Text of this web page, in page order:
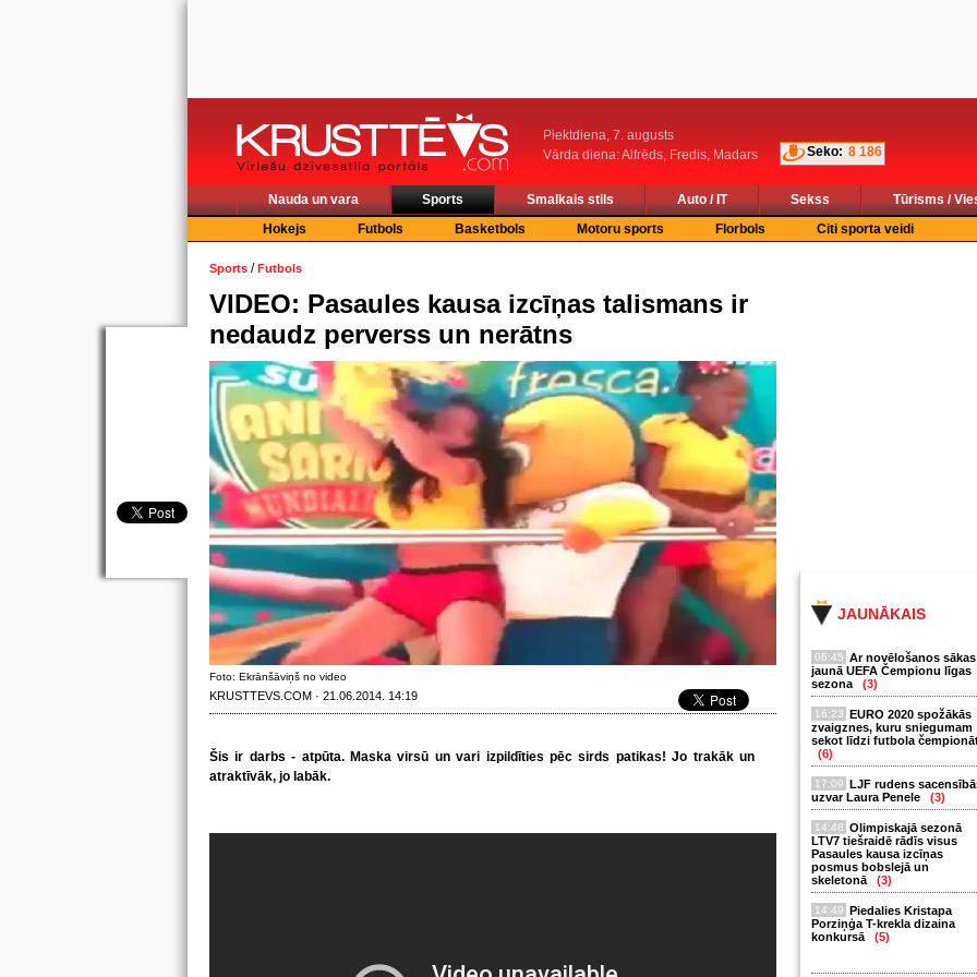
Piektdiena, 7. augusts
Vārda diena: Alfrēds, Fredis, Madars
Seko: 8 186
Nauda un vara Sports Smalkais stils Auto / IT Sekss
Tūrisms /
Hokejs
Futbols Basketbols Motoru sports Florbols Citi sporta veidi
JAUNĀKAIS
06:45 Ar novēlošanos sākas
jaunā UEFA Čempionu līgas
sezona
(3)
16:23 EURO 2020 spožākās
zvaigznes, kuru sniegumam
sekot līdzi futbola
(6)
17:09 LJF rudens
uzvar Laura Penele
(3)
14:48 Olimpiskajā sezonā
LTV7 tiešraidē rādīs visus
Pasaules kausa izcīņas
posmus bobslejā un
skeletonā
(3)
14:49 Piedalies Kristapa
Porziņģa T-krekla dizaina
konkursā
(5)
Sports /Futbols
VIDEO: Pasaules kausa izcīņas talismans ir
nedaudz perverss un nerātns
Foto: Ekrānšāviņš no video
KRUSTTEVS.COM · 21.06.2014. 14:19
Šis ir darbs - atpūta. Maska virsū un vari izpildīties pēc sirds patikas! Jo trakāk un
atraktīvāk, jo labāk.